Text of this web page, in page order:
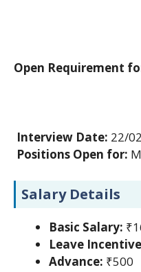
Open Requirement
Interview Date: 22/
Positions Open for:
Salary Details
Basic Salary:
Leave
Advance: ₹500